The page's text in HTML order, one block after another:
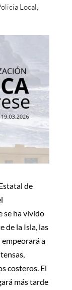
Local,
de
se ha vivido
de la Isla, las
a
costeros. El
más tarde